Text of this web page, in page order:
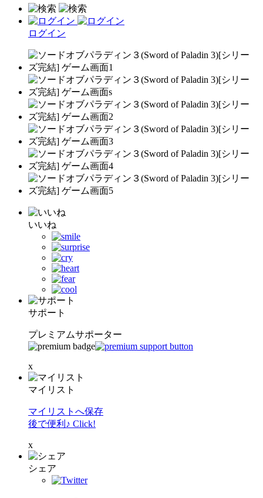
ログイン
いいね
サポート
プレミアムサポーター
x
マイリスト
マイリストへ保存
後で便利♪ Click!
x
シェア